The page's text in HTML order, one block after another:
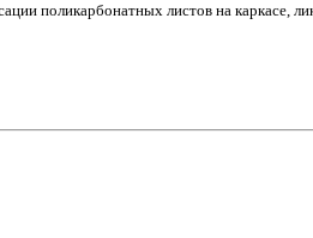
поликарбонатных листов на